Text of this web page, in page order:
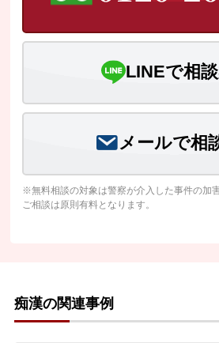
LINEで相
メールで相
※無料相談の対象は警察が介入した事件の加
ご相談は原則有料となります。
痴漢の関連事例